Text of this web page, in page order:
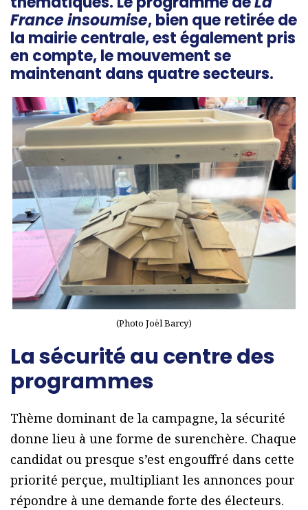
France insoumise, bien que retirée de
la mairie centrale, est également pris
en compte, le mouvement se
maintenant dans quatre secteurs.
(Photo Joël Barcy)
La sécurité au centre des
programmes
Thème dominant de la campagne, la sécurité
donne lieu à une forme de surenchère. Chaque
candidat ou presque s’est engouffré dans cette
priorité perçue, multipliant les annonces pour
répondre à une demande forte des électeurs.